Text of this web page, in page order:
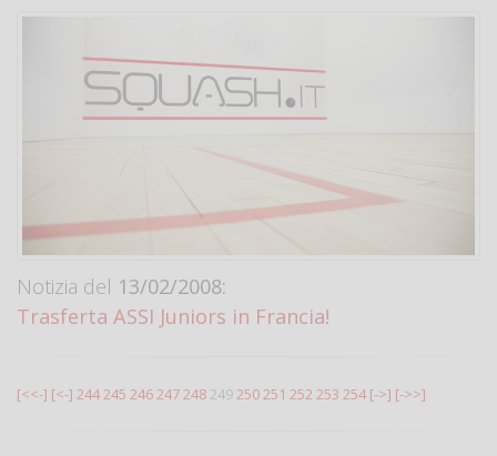
Notizia del 13/02/2008:
Trasferta ASSI Juniors in Francia!
[<<-] [<-] 244245 246247248 249250251 252 253 254 [->] [->>]